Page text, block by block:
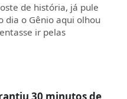
de história, já pule
dia o Gênio aqui olhou
ir pelas